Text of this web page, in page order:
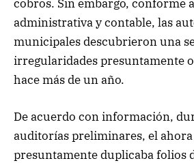
cobros. Sin embargo, conforme
administrativa y contable, las
municipales descubrieron una
irregularidades presuntamente
hace más de un año.
De acuerdo con información,
auditorías preliminares, el
presuntamente duplicaba folios